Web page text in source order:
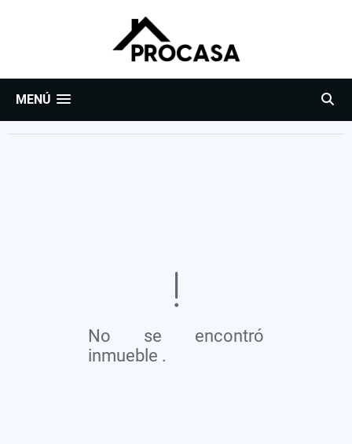
MENÚ
No se encontró
inmueble .